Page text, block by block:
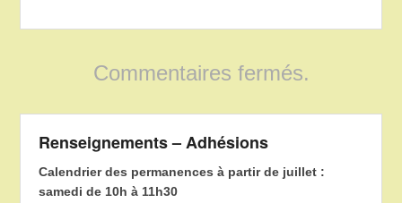
Commentaires fermés.
Renseignements – Adhésions
Calendrier des permanences à partir de juillet :
samedi de 10h à 11h30